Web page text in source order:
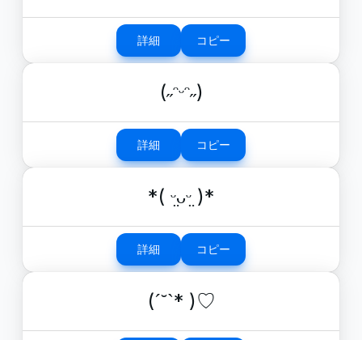
詳細 コピー
(˶ᵔᵕᵔ˶)
詳細 コピー
*( ᵕ̤ᴗᵕ̤ )*
詳細 コピー
(ˊ˘ˋ* )♡